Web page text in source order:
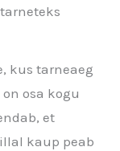
kus tarneaeg
osa kogu
et
kaup peab